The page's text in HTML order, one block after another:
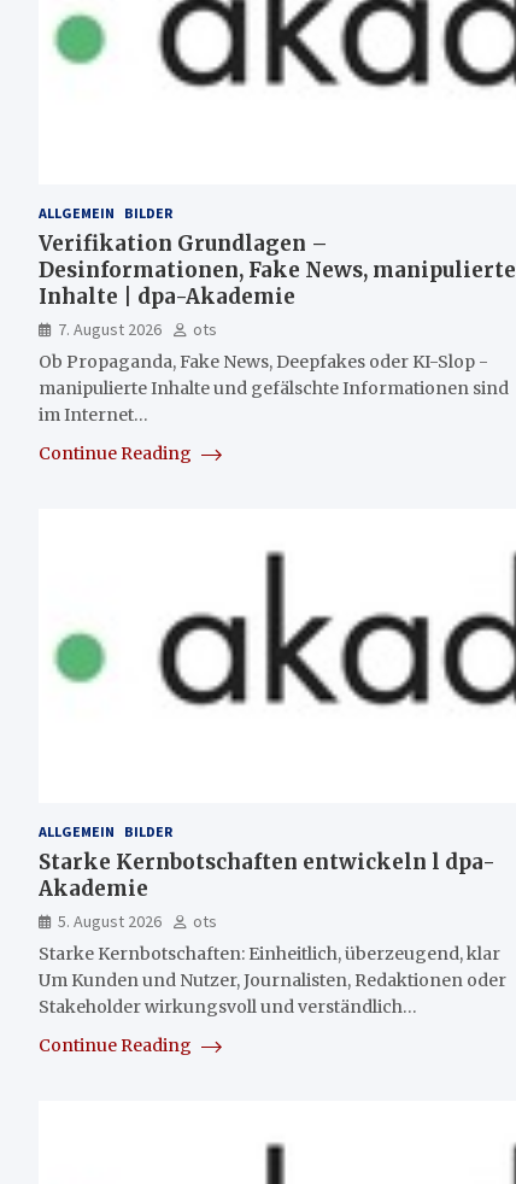
ALLGEMEIN BILDER
Verifikation Grundlagen –
Desinformationen, Fake News, manipulierte
Inhalte | dpa-Akademie
7. August 2026
ots
Ob Propaganda, Fake News, Deepfakes oder KI-Slop -
manipulierte Inhalte und gefälschte Informationen sind
im Internet…
Continue Reading
ALLGEMEIN BILDER
Starke Kernbotschaften entwickeln l dpa-
Akademie
5. August 2026
ots
Starke Kernbotschaften: Einheitlich, überzeugend, klar
Um Kunden und Nutzer, Journalisten, Redaktionen oder
Stakeholder wirkungsvoll und verständlich…
Continue Reading